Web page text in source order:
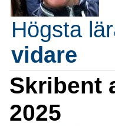
Högsta
vidare
Skribent
2025